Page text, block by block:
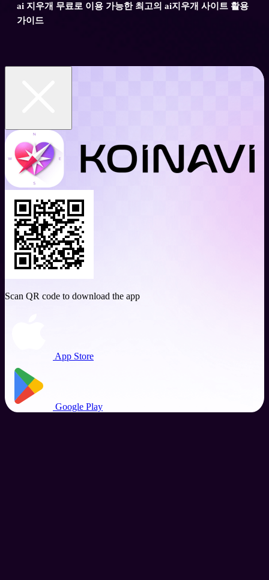
ai 지우개 무료로 이용 가능한 최고의 ai지우개 사이트 활용
가이드
Scan QR code to download the app
App Store
Google Play